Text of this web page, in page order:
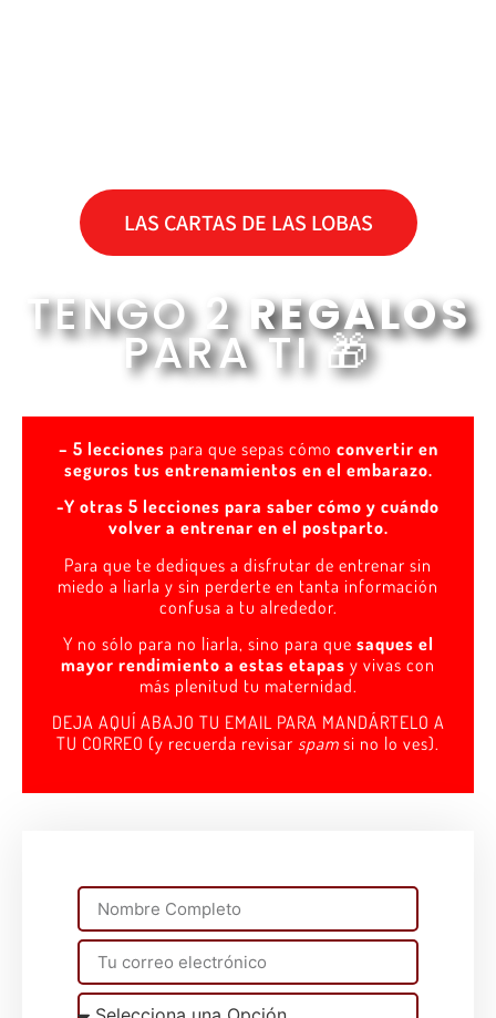
LAS CARTAS DE LAS LOBAS
TENGO 2 REGALOS
PARA TI 🎁
– 5 lecciones para que sepas cómo convertir en
seguros tus entrenamientos en el embarazo.
-Y otras 5 lecciones para saber cómo y cuándo
volver a entrenar en el postparto.
Para que te dediques a disfrutar de entrenar sin
miedo a liarla y sin perderte en tanta información
confusa a tu alrededor.
Y no sólo para no liarla, sino para que saques el
mayor rendimiento a estas etapas y vivas con
más plenitud tu maternidad.
DEJA AQUÍ ABAJO TU EMAIL PARA MANDÁRTELO A
TU CORREO (y recuerda revisar spam si no lo ves).